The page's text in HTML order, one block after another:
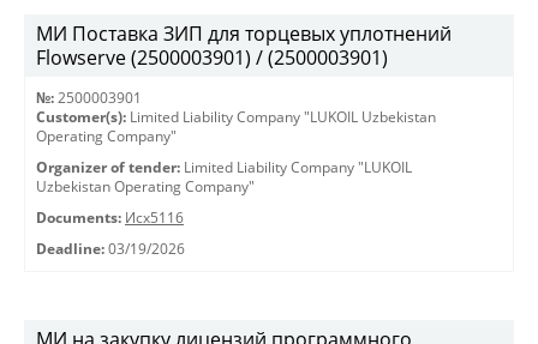
МИ Поставка ЗИП для торцевых уплотнений
Flowserve (2500003901) / (2500003901)
№: 2500003901
Customer(s): Limited Liability Company "LUKOIL Uzbekistan
Operating Company"
Organizer of tender: Limited Liability Company "LUKOIL
Uzbekistan Operating Company"
Documents: Исх5116
Deadline: 03/19/2026